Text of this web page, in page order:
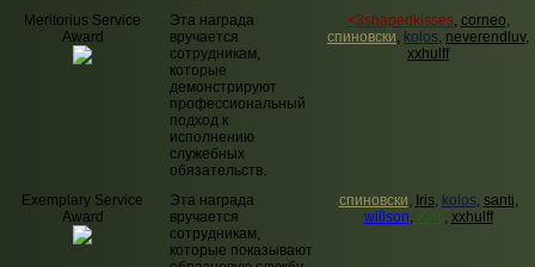
Meritorius Service
Award
Эта награда
вручается
сотрудникам,
которые
демонстрируют
профессиональный
подход к
исполнению
служебных
обязательств.
<3shapedkisses, corneo,
спиновски, kolos, neverendluv,
xxhulff
Exemplary Service
Award
Эта награда
вручается
сотрудникам,
которые показывают
спиновски, Iris, kolos, santi,
willson, , xxhulff